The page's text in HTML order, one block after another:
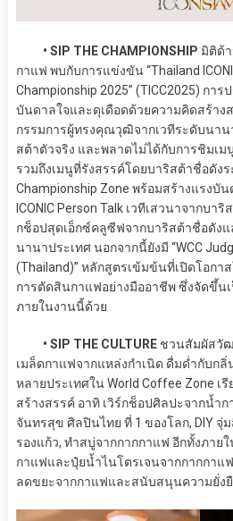
• SIP THE CHAMPIONSHIP มิติด้
กาแฟ พบกับการแข่งขัน “Thailand
Championship 2025” (TICC2025) กา
บันดาลใจและดุเดือดด้วยความคิดสร้า
กรรมการผู้ทรงคุณวุฒิจากเวทีระดับนา
สต้าตัวจริง และพลาดไม่ได้กับการชิมเม
รวมถึงเมนูที่รังสรรค์โดยบาริสต้าชื่อดัง
Championship Zone พร้อมสร้างแรงบัน
ICONIC Person Talk เวทีเสวนาจากบ
กช็อปสุดเอ็กซ์คลูซีฟจากบาริสต้าชื่อดัง
นานาประเทศ นอกจากนี้ยังมี “WCC
(Thailand)” หลักสูตรเข้มข้นที่เปิดโอกา
การตัดสินกาแฟอย่างมืออาชีพ ซึ่งจัดขึ้น
ภายในงานนี้ด้วย
• SIP THE CULTUREชวนสัมผัสวัฒ
เมล็ดกาแฟจากแหล่งกำเนิด ดื่มด่ำกับก
หลายประเทศใน World Coffee Zone เ
สร้างสรรค์ อาทิ เวิร์กช็อปศิลปะจากน้ำ
จันทรสุข ศิลปินไทย ที่ 1 ของโลก, DIY จุ่
รองแก้ว, ทำสบู่จากกากกาแฟ อีกทั้งภาย
กาแฟและปุ๋ยน้ำไนโตรเจนจากกากกาแ
ลดขยะจากกาแฟและสนับสนุนความยั่ง